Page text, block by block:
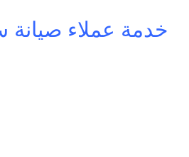
خدمة عملاء صيانة